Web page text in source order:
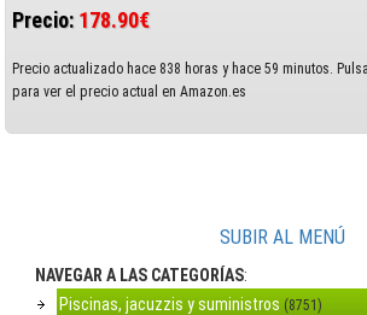
Precio: 178.90€
Precio actualizado hace 838 horas y hace 59 minutos.
para ver el precio actual en Amazon.es
SUBIR AL MENÚ
NAVEGAR A LAS CATEGORÍAS:
Piscinas, jacuzzis y suministros (8751)